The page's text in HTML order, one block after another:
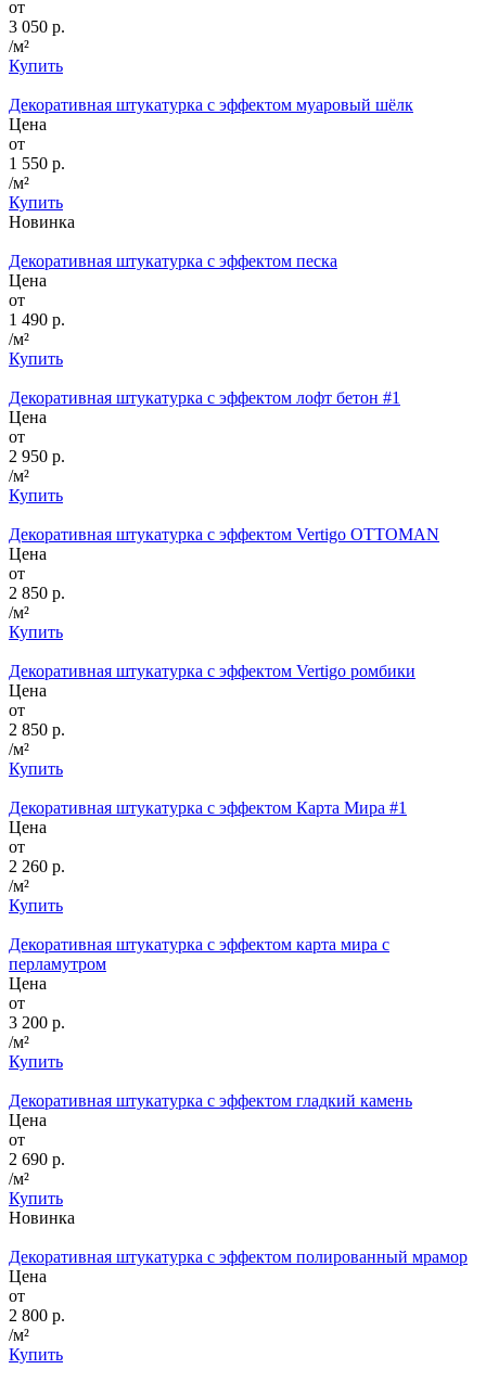
от
3 050 р.
/м²
Купить
Декоративная штукатурка с эффектом муаровый шёлк
Цена
от
1 550 р.
/м²
Купить
Новинка
Декоративная штукатурка с эффектом песка
Цена
от
1 490 р.
/м²
Купить
Декоративная штукатурка с эффектом лофт бетон #1
Цена
от
2 950 р.
/м²
Купить
Декоративная штукатурка с эффектом Vertigo OTTOMAN
Цена
от
2 850 р.
/м²
Купить
Декоративная штукатурка с эффектом Vertigo ромбики
Цена
от
2 850 р.
/м²
Купить
Декоративная штукатурка с эффектом Карта Мира #1
Цена
от
2 260 р.
/м²
Купить
Декоративная штукатурка с эффектом карта мира с
перламутром
Цена
от
3 200 р.
/м²
Купить
Декоративная штукатурка с эффектом гладкий камень
Цена
от
2 690 р.
/м²
Купить
Новинка
Декоративная штукатурка с эффектом полированный мрамор
Цена
от
2 800 р.
/м²
Купить